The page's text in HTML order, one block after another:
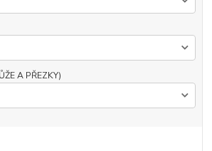
A PŘEZKY)